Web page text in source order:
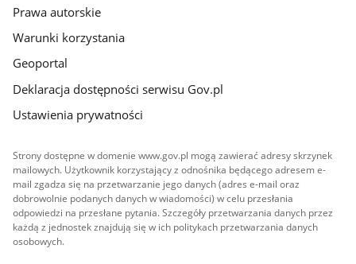
Prawa autorskie
Warunki korzystania
Geoportal
Deklaracja dostępności serwisu Gov.pl
Ustawienia prywatności
Strony dostępne w domenie www.gov.pl mogą zawierać adresy skrzynek
mailowych. Użytkownik korzystający z odnośnika będącego adresem e-
mail zgadza się na przetwarzanie jego danych (adres e-mail oraz
dobrowolnie podanych danych w wiadomości) w celu przesłania
odpowiedzi na przesłane pytania. Szczegóły przetwarzania danych przez
każdą z jednostek znajdują się w ich politykach przetwarzania danych
osobowych.